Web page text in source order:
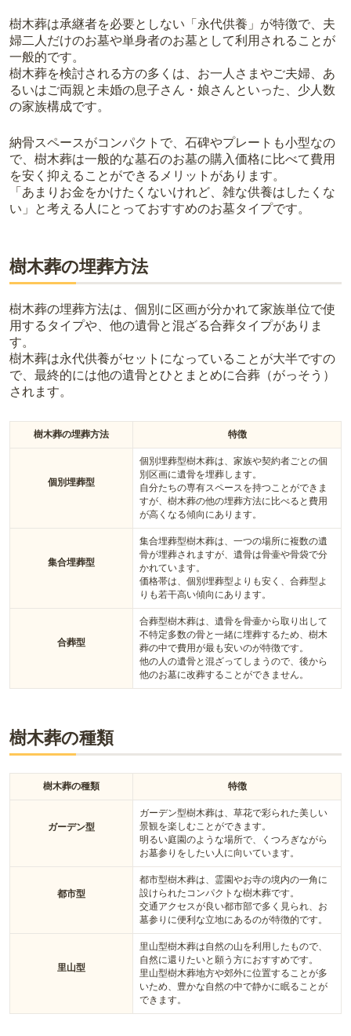
樹木葬は承継者を必要としない「永代供養」が特徴で、夫
婦二人だけのお墓や単身者のお墓として利用されることが
一般的です。
樹木葬を検討される方の多くは、お一人さまやご夫婦、あ
るいはご両親と未婚の息子さん・娘さんといった、少人数
の家族構成です。
納骨スペースがコンパクトで、石碑やプレートも小型なの
で、樹木葬は一般的な墓石のお墓の購入価格に比べて費用
を安く抑えることができるメリットがあります。
「あまりお金をかけたくないけれど、雑な供養はしたくな
い」と考える人にとっておすすめのお墓タイプです。
樹木葬の埋葬方法
樹木葬の埋葬方法は、個別に区画が分かれて家族単位で使
用するタイプや、他の遺骨と混ざる合葬タイプがありま
す。
樹木葬は永代供養がセットになっていることが大半ですの
で、最終的には他の遺骨とひとまとめに合葬（がっそう）
されます。
樹木葬の埋葬方法 特徴
個別埋葬型
個別埋葬型樹木葬は、家族や契約者ごとの個
別区画に遺骨を埋葬します。
自分たちの専有スペースを持つことができま
すが、樹木葬の他の埋葬方法に比べると費用
が高くなる傾向にあります。
集合埋葬型
集合埋葬型樹木葬は、一つの場所に複数の遺
骨が埋葬されますが、遺骨は骨壷や骨袋で分
かれています。
価格帯は、個別埋葬型よりも安く、合葬型よ
りも若干高い傾向にあります。
合葬型
合葬型樹木葬は、遺骨を骨壷から取り出して
不特定多数の骨と一緒に埋葬するため、樹木
葬の中で費用が最も安いのが特徴です。
他の人の遺骨と混ざってしまうので、後から
他のお墓に改葬することができません。
樹木葬の種類
樹木葬の種類 特徴
ガーデン型
ガーデン型樹木葬は、草花で彩られた美しい
景観を楽しむことができます。
明るい庭園のような場所で、くつろぎながら
お墓参りをしたい人に向いています。
都市型
都市型樹木葬は、霊園やお寺の境内の一角に
設けられたコンパクトな樹木葬です。
交通アクセスが良い都市部で多く見られ、お
墓参りに便利な立地にあるのが特徴的です。
里山型
里山型樹木葬は自然の山を利用したもので、
自然に還りたいと願う方におすすめです。
里山型樹木葬地方や郊外に位置することが多
いため、豊かな自然の中で静かに眠ることが
できます。